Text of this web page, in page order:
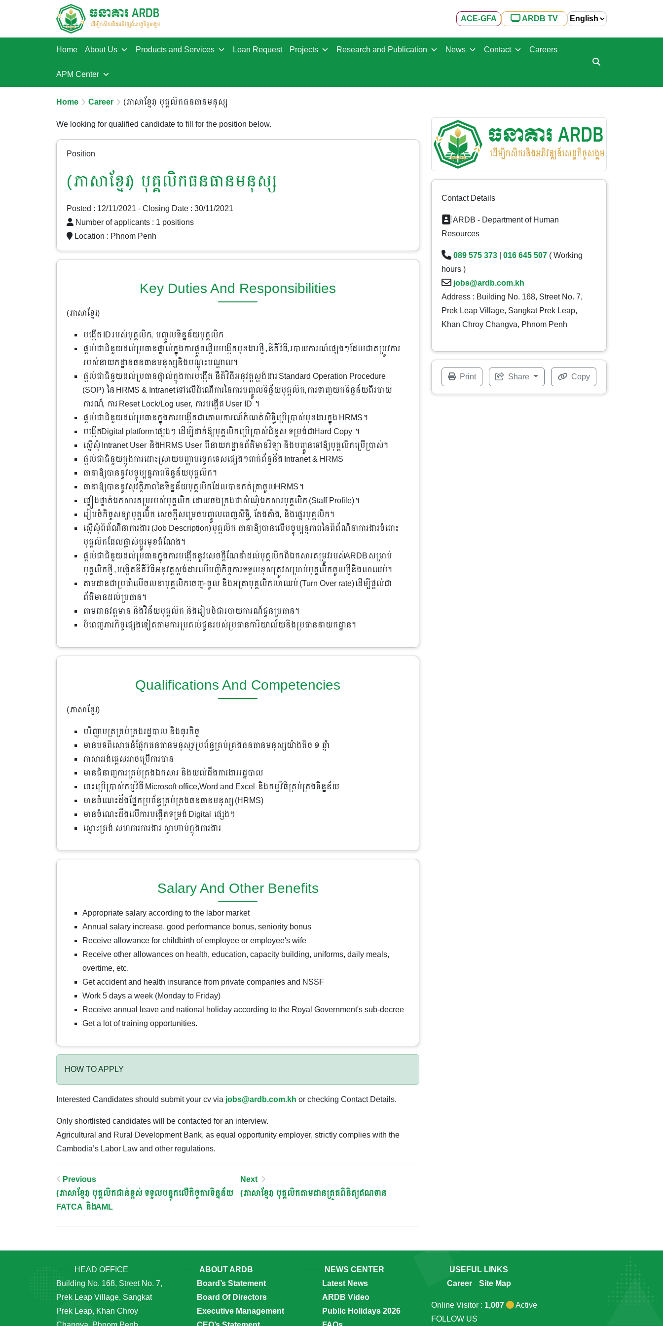
ACE-GFA ARDB TV
Home About Us Products and Services Loan Request Projects Research and Publication News Contact Careers
APM Center
Home Career (ភាសាខ្មែរ) បុគ្គលិកធនធានមនុស្ស
We looking for qualified candidate to fill for the position below.
Position
(ភាសាខ្មែរ) បុគ្គលិកធនធានមនុស្ស
Posted : 12/11/2021 - Closing Date : 30/11/2021
Number of applicants : 1 positions
Location : Phnom Penh
Key Duties And Responsibilities
(ភាសាខ្មែរ)
បង្កើត IDរបស់បុគ្គលិក, បញ្ចូលទិន្នន័យបុគ្គលិក
ផ្តល់ជាជំនួយដល់ប្រធានផ្ទាល់ក្នុងការផ្តួចផ្តើមបង្កើតមុខងារថ្មី ,នីតិវិធី,របាយការណ៍ផ្សេងៗដែលជាតម្រូវការ
របស់នាយកដ្ឋានធនធានមនុស្សនិងបណ្តុះបណ្តាល។
ផ្តល់ជាជំនួយដល់ប្រធានផ្ទាល់ក្នុងការបង្កើត នីតិវិធីអនុវត្តស្តង់ដារ Standard Operation Procedure
(SOP) នៃ HRMS & Intranetទៅលើដំណើការនៃការបញ្ចូលទិន្ន័យបុគ្គលិក,ការទាញយកទិន្នន័យពីរបាយ
ការណ៍, ការ Reset Lock/Log user, ការបង្កើត User ID ។​
ផ្តល់ជាជំនួយដល់ប្រធានក្នុងការបង្កើតជាគោលការណ៍កំណត់សិទ្ធិប្រើប្រាស់មុខងារក្នុង HRMS។
បង្កើតDigital platformផ្សេងៗ ដើម្បីដាក់ឱ្យបុគ្គលិកប្រើប្រាស់ជំនួស ទម្រង់ជាHard Copy ។
ស្នើសុំ Intranet User និងHRMS User ពីនាយកដ្ឋានព័ត៌មានវិទ្យា និងបញ្ចូនទៅឱ្យបុគ្គលិកប្រើប្រាស់។
ផ្តល់ជាជំនួយក្នុងការដោះស្រាយបញ្ហាបច្ចេកទេសផ្សេងៗពាក់ព័ន្ធនឹង Intranet & HRMS
ធានាឱ្យបាននូវបច្ចុប្បន្នភាពទិន្នន័យបុគ្គលិក។
ធានាឱ្យបាននូវសុវត្ថិភាពនៃទិន្នន័័យបុគ្គលិកដែលបានកត់ត្រាចូលHRMS។
ផ្ទៀងផ្ទាត់ឯកសារតម្រូរបស់បុគ្គលិក ដោយចងក្រងជាសំណុំឯកសារបុគ្គលិក (Staff Profile)។
រៀបចំកិច្ចសន្យាបុគ្គលិ​ក សេចក្តីសម្រេចបញ្ចូលពេញសិទ្ធិ, តែង​តាំ​ង, និងផ្ទេរបុគ្គលិក​។
ស្នើសុំពិព័ណ៌នាការងារ (Job Description)បុគ្គលិក ធានាឱ្យបានលើបច្ចុប្បន្នភាពនៃពិព័ណ៌នាការងារចំពោះ
បុគ្គលិកដែលផ្លាស់ប្តូរ​មុ​ខ​​តំណែង។
ផ្តល់ជាជំនួយដល់ប្រធានក្នុងការបង្កើតនូវសេចក្តីណែនាំដល់បុគ្គលិកពីឯកសារតម្រូវរបស់ARDBសម្រាប់
បុគ្គលិកថ្មី ,បង្កើតនីតិវិធីអនុវត្តស្តង់ដារលើបញ្ចីកិច្ចការទទួលខុសត្រូវសម្រាប់បុគ្គលិកចូលថ្មីនិងលាឈប់។
តាមដានជាប្រចាំលើចលនាបុគ្គលិកចេញ-ចូល និងអត្រាបុគ្គលិកលាឈប់ (Turn Over rate)ដើម្បីផ្តល់ជា
ព័ត៌មានដល់ប្រធាន។
តាមដានវត្តមាន និងវិន័យបុគ្គលិក និងរៀបចំជារបាយការណ៍ជូនប្រធាន។
បំពេញភារកិច្ចផ្សេងទៀតតាមការប្រគល់ជូនរបស់ប្រធានការិយាល័យ​និងប្រធាននាយកដ្ឋាន។
Qualifications And Competencies
(ភាសាខ្មែរ)
បរិញ្ញាបត្រគ្រប់គ្រងរដ្ឋបាល និងធុរកិច្ច
មានបទពិសោធន៍ផ្នែកធនធានមនុស្ស/ប្រព័ន្ធគ្រប់គ្រងធនធានមនុស្សយ៉ាងតិច ១ ឆ្នាំ
ភាសា​អង់គ្លេស​អាច​ប្រើការ​បាន
មានជំនាញការគ្រប់គ្រងឯកសារ និងយល់ដឹងការងាររដ្ឋបាល
ចេះប្រើប្រាស់កម្មវិធី Microsoft office,Word and Excel និងកម្មវិធីគ្រប់គ្រងទិន្នន័យ
មានចំណេះដឹងផ្នែកប្រព័ន្ធគ្រប់គ្រងធនធានមនុស្ស (HRMS)
មានចំណេះដឹងលើការបង្កើតទម្រង់​​ Digital ផ្សេងៗ
ស្មោះត្រង់ សហការការងារ ស្វាហាប់ក្នុងការងារ
Salary And Other Benefits
Appropriate salary according to the labor market
Annual salary increase, good performance bonus, seniority bonus
Receive allowance for childbirth of employee or employee's wife
Receive other allowances on health, education, capacity building, uniforms, daily meals,
overtime, etc.
Get accident and health insurance from private companies and NSSF
Work 5 days a week (Monday to Friday)
Receive annual leave and national holiday according to the Royal Government's sub-decree
Get a lot of training opportunities.
HOW TO APPLY
Interested Candidates should submit your cv via jobs@ardb.com.kh or checking Contact Details.
Only shortlisted candidates will be contacted for an interview.
Agricultural and Rural Development Bank, as equal opportunity employer, strictly complies with the
Cambodia’s Labor Law and other regulations.
Post
Navigation
Previous
(ភាសាខ្មែរ) បុគ្គលិកជាន់ខ្ពស់ ទទួលបន្ទុកលើកិច្ចការទិន្នន័យ
FATCA​ និងAML
Next
(ភាសាខ្មែរ) បុគ្គលិកតាមដានត្រួតពិនិត្យឥណទាន
Contact Details
ARDB - Department of Human
Resources
089 575 373 016 645 507 ( Working
hours )
jobs@ardb.com.kh
Address : Building No. 168, Street No. 7,
Prek Leap Village, Sangkat Prek Leap,
Khan Chroy Changva, Phnom Penh
Print Share Copy
HEAD OFFICE
Building No. 168, Street No. 7,
Prek Leap Village, Sangkat
Prek Leap, Khan Chroy
ABOUT ARDB
Board’s Statement
Board Of Directors
Executive Management
NEWS CENTER
Latest News
ARDB Video
Public Holidays 2026
USEFUL LINKS
Career
Site Map
Online Visitor : 1,007
Active
FOLLOW US